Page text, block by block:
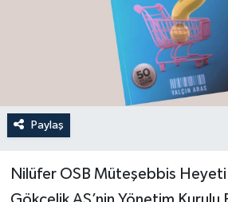
Paylaş
Nilüfer OSB Müteşebbis Heyeti